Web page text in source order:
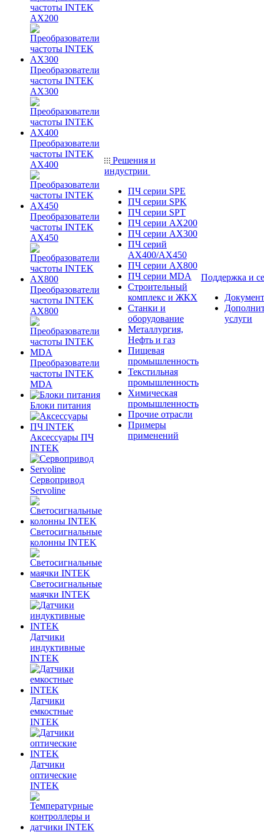
частоты INTEK
AX200
Преобразователи
частоты INTEK
AX300
Преобразователи
частоты INTEK
AX400
Преобразователи
частоты INTEK
AX450
Преобразователи
частоты INTEK
AX800
Преобразователи
частоты INTEK
MDA
Блоки питания
Аксессуары ПЧ
INTEK
Сервопривод
Servoline
Светосигнальные
колонны INTEK
Светосигнальные
маячки INTEK
Датчики
индуктивные
INTEK
Датчики
емкостные
INTEK
Датчики
оптические
INTEK
Решения и
индустрии
ПЧ серии SPE
ПЧ серии SPK
ПЧ серии SPT
ПЧ серии AX200
ПЧ серии AX300
ПЧ серий
AX400/AX450
ПЧ серии AX800
ПЧ серии MDA
Строительный
комплекс и ЖКХ
Станки и
оборудование
Металлургия,
Нефть и газ
Пищевая
промышленность
Текстильная
промышленность
Химическая
промышленность
Прочие отрасли
Примеры
применений
Поддержка и
услуги